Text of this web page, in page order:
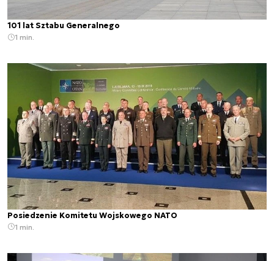
101 lat Sztabu Generalnego
1 min.
Posiedzenie Komitetu Wojskowego NATO
1 min.